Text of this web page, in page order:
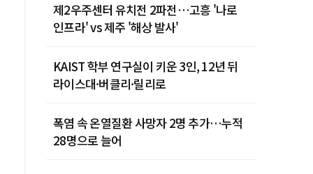
제2우주센터 유치전 2파전…고흥 '나로
인프라' vs 제주 '해상 발사'
KAIST 학부 연구실이 키운 3인, 12년 뒤
라이스대·버클리·릴리로
폭염 속 온열질환 사망자 2명 추가…누적
28명으로 늘어